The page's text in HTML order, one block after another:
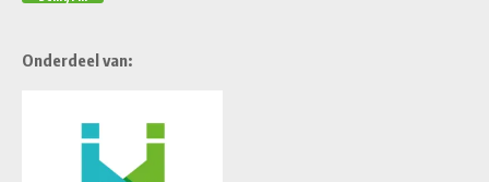
Onderdeel van: